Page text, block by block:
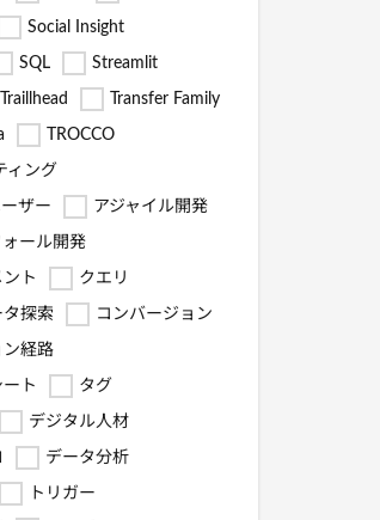
Social Insight
SQL Streamlit
Traillhead Transfer Family
TROCCO
ィング
ザー アジャイル開発
ール開発
ト クエリ
タ探索 コンバージョン
ン経路
ト タグ
デジタル人材
データ分析
トリガー